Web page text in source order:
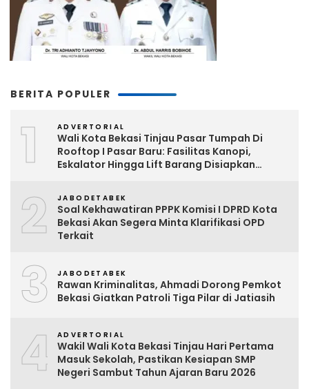
BERITA POPULER
1 ADVERTORIAL
Wali Kota Bekasi Tinjau Pasar Tumpah Di
Rooftop I Pasar Baru: Fasilitas Kanopi,
Eskalator Hingga Lift Barang Disiapkan
2 JABODETABEK
Soal Kekhawatiran PPPK Komisi I DPRD Kota
Bekasi Akan Segera Minta Klarifikasi OPD
Terkait
3 JABODETABEK
Rawan Kriminalitas, Ahmadi Dorong Pemkot
Bekasi Giatkan Patroli Tiga Pilar di Jatiasih
4 ADVERTORIAL
Wakil Wali Kota Bekasi Tinjau Hari Pertama
Masuk Sekolah, Pastikan Kesiapan SMP
Negeri Sambut Tahun Ajaran Baru 2026